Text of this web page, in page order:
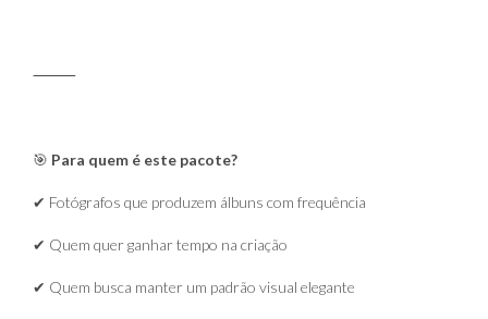
⸻
🎯 Para quem é este pacote?
✔ Fotógrafos que produzem álbuns com frequência
✔ Quem quer ganhar tempo na criação
✔ Quem busca manter um padrão visual elegante